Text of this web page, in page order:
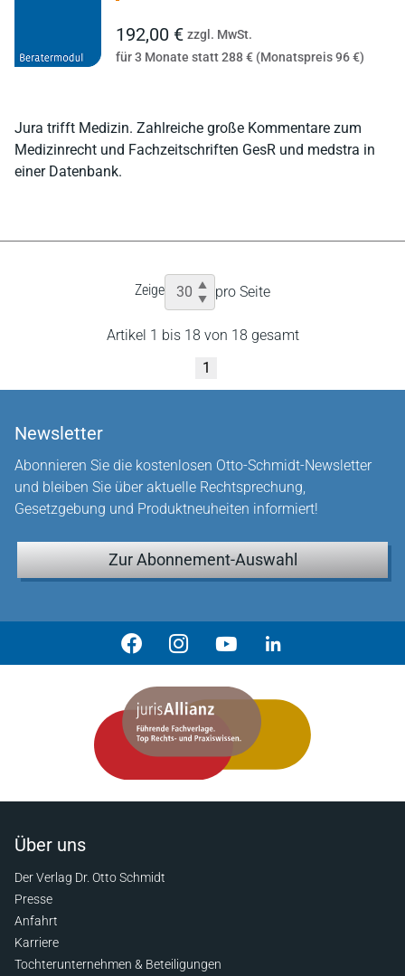
Jura trifft Medizin. Zahlreiche große Kommentare zum
Medizinrecht und Fachzeitschriften GesR und medstra in
einer Datenbank.
192,00 € zzgl. MwSt.
für 3 Monate statt 288 € (Monatspreis 96 €)
Zeige pro Seite
Artikel 1 bis 18 von 18 gesamt
1
Newsletter
Abonnieren Sie die kostenlosen Otto-Schmidt-Newsletter
und bleiben Sie über aktuelle Rechtsprechung,
Gesetzgebung und Produktneuheiten informiert!
Zur Abonnement-Auswahl
Über uns
Der Verlag Dr. Otto Schmidt
Presse
Anfahrt
Karriere
Tochterunternehmen & Beteiligungen